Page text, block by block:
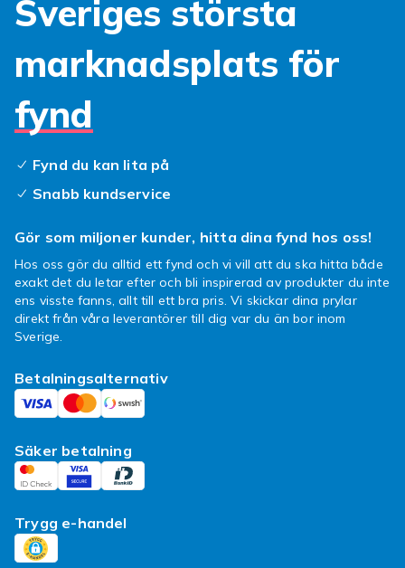
Sveriges största
marknadsplats för
fynd
Fynd du kan lita på
Snabb kundservice
Gör som miljoner kunder, hitta dina fynd hos oss!
Hos oss gör du alltid ett fynd och vi vill att du ska hitta både
exakt det du letar efter och bli inspirerad av produkter du inte
ens visste fanns, allt till ett bra pris. Vi skickar dina prylar
direkt från våra leverantörer till dig var du än bor inom
Sverige.
Betalningsalternativ
Säker betalning
Trygg e-handel